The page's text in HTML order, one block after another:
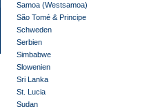
Samoa (Westsamoa)
São Tomé & Principe
Schweden
Serbien
Simbabwe
Slowenien
Sri Lanka
St. Lucia
Sudan